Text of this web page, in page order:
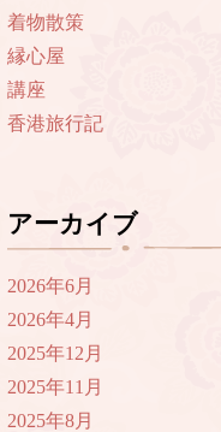
着物散策
縁心屋
講座
香港旅行記
アーカイブ
2026年6月
2026年4月
2025年12月
2025年11月
2025年8月